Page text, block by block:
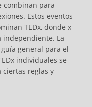
combinan para
Estos eventos
TEDx, donde x
independiente. La
general para el
individuales se
ciertas reglas y